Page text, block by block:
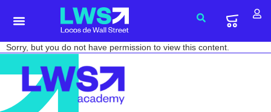
Sorry, but you do not have permission to view this content.